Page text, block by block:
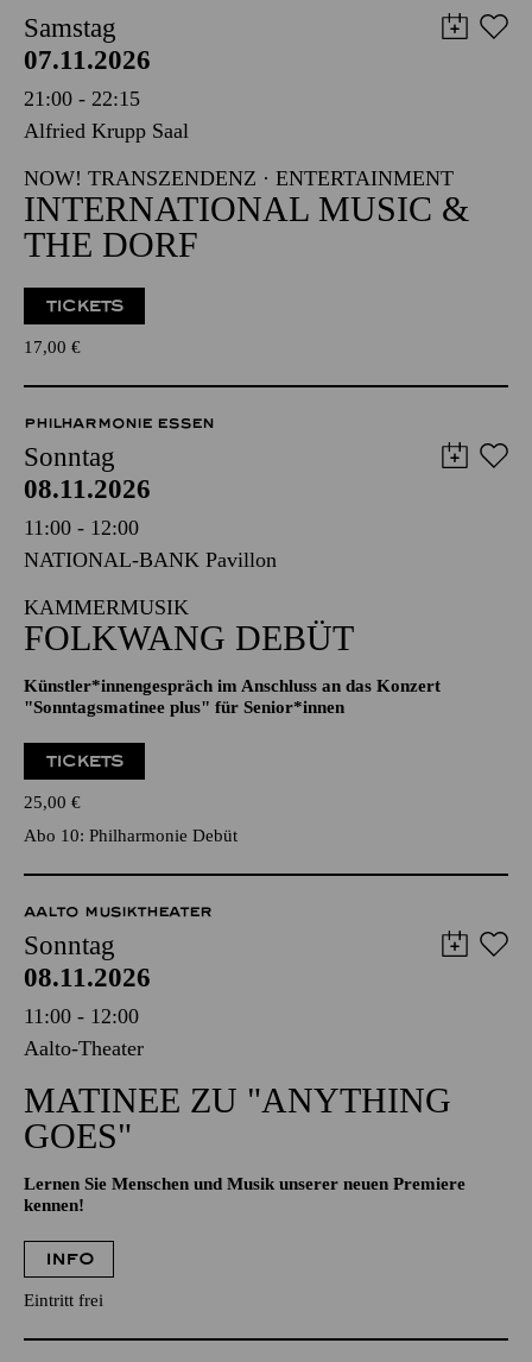
PHILHARMONIE ESSEN
Samstag
07.11.2026
21:00 - 22:15
Alfried Krupp Saal
NOW! TRANSZENDENZ · ENTERTAINMENT
INTERNATIONAL MUSIC &
THE DORF
17,00€
PHILHARMONIE ESSEN
Sonntag
08.11.2026
11:00 - 12:00
NATIONAL-BANK Pavillon
KAMMERMUSIK
FOLKWANG DEBÜT
Künstler*innengespräch im Anschluss an das Konzert
"Sonntagsmatinee plus" für Senior*innen
TICKETS
25,00€
Abo 10: Philharmonie Debüt
AALTO MUSIKTHEATER
Sonntag
08.11.2026
11:00 - 12:00
Aalto-Theater
MATINEE ZU "ANYTHING
GOES"
Lernen Sie Menschen und Musik unserer neuen Premiere
kennen!